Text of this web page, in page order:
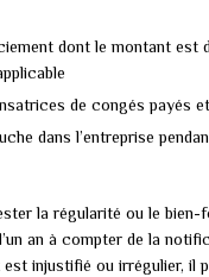
dont le montant est
de congés payés
dans l’entreprise
la régularité ou le bien-
an à compter de la
injustifié ou irrégulier, il